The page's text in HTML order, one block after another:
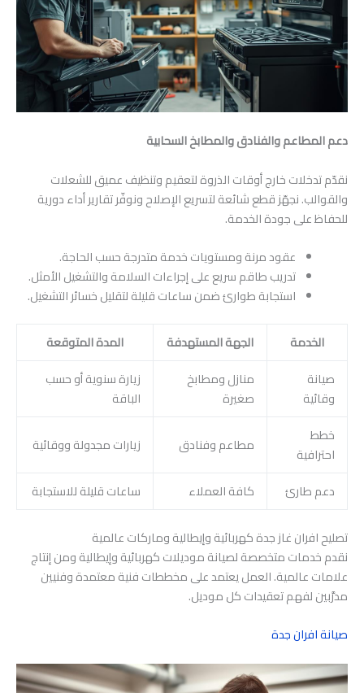
دعم المطاعم والفنادق والمطابخ السحابية
نقدّم تدخلات خارج أوقات الذروة لتعقيم وتنظيف عميق للشعلات
والقوالب. نجهّز قطع شائعة لتسريع الإصلاح ونوفّر تقارير أداء دورية
للحفاظ على جودة الخدمة.
عقود مرنة ومستويات خدمة متدرجة حسب الحاجة.
تدريب طاقم سريع على إجراءات السلامة والتشغيل الأمثل.
استجابة طوارئ ضمن ساعات قليلة لتقليل خسائر التشغيل.
الخدمة الجهة المستهدفة
المدة المتوقعة
صيانة
وقائية
منازل ومطابخ
صغيرة
زيارة سنوية أو حسب
الباقة
خطط
احترافية
مطاعم وفنادق زيارات مجدولة ووقائية
دعم طارئ كافة العملاء ساعات قليلة للاستجابة
تصليح افران غاز جدة كهربائية وإيطالية وماركات عالمية
نقدم خدمات متخصصة لصيانة موديلات كهربائية وإيطالية ومن إنتاج
علامات عالمية. العمل يعتمد على مخططات فنية معتمدة وفنيين
مدرَّبين لفهم تعقيدات كل موديل.
صيانة افران جدة